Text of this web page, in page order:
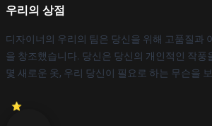
우리의 상점
디자이너의 우리의 팀은 당신을 위해 고품질과
을 창조했습니다. 당신은 당신의 개인적인 작풍
몇 새로운 옷, 우리 당신이 필요로 하는 무슨을